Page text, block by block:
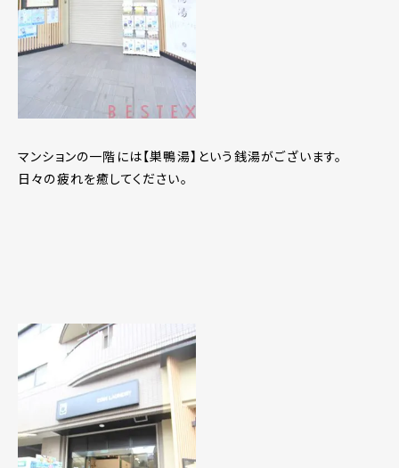
マンションの一階には【巣鴨湯】という銭湯がございます。
日々の疲れを癒してください。